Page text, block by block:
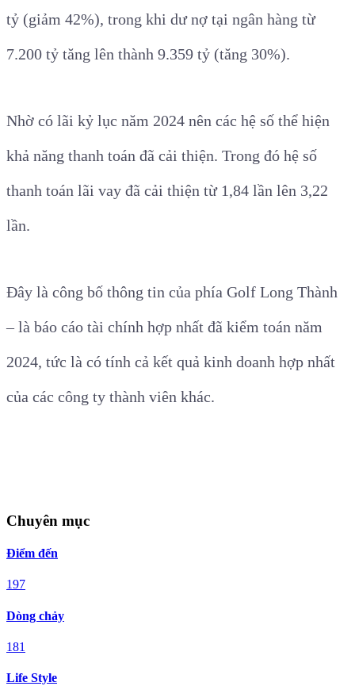
tỷ (giảm 42%), trong khi dư nợ tại ngân hàng từ
7.200 tỷ tăng lên thành 9.359 tỷ (tăng 30%).
Nhờ có lãi kỷ lục năm 2024 nên các hệ số thể hiện
khả năng thanh toán đã cải thiện. Trong đó hệ số
thanh toán lãi vay đã cải thiện từ 1,84 lần lên 3,22
lần.
Đây là công bố thông tin của phía Golf Long Thành
– là báo cáo tài chính hợp nhất đã kiểm toán năm
2024, tức là có tính cả kết quả kinh doanh hợp nhất
của các công ty thành viên khác.
Chuyên mục
Điểm đến
197
Dòng chảy
181
Life Style